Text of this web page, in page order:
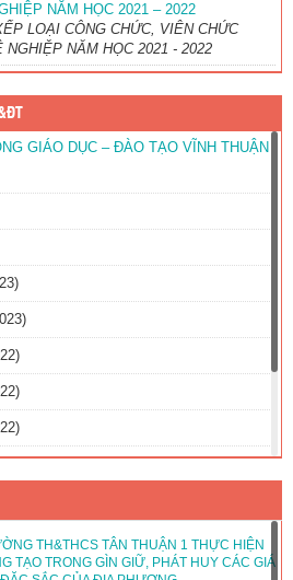
NĂM HỌC 2021 – 2022
LOẠI CÔNG CHỨC, VIÊN CHỨC
NGHIỆP NĂM HỌC 2021 - 2022
GIÁO DỤC – ĐÀO TẠO VĨNH THUẬN
2022)
TH&THCS TÂN THUẬN 1 THỰC HIỆN
TẠO TRONG GÌN GIỮ, PHÁT HUY CÁC GIÁ